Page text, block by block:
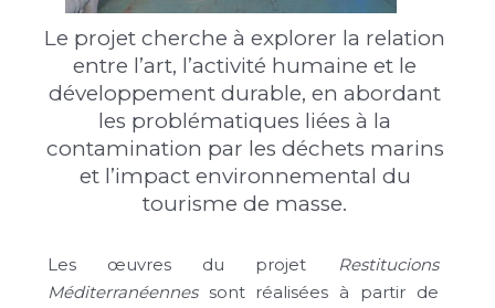
Le projet cherche à explorer la relation
entre l’art, l’activité humaine et le
développement durable, en abordant
les problématiques liées à la
contamination par les déchets marins
et l’impact environnemental du
tourisme de masse.
Les œuvres du projet Restitucions
Méditerranéennessont réalisées à partir de